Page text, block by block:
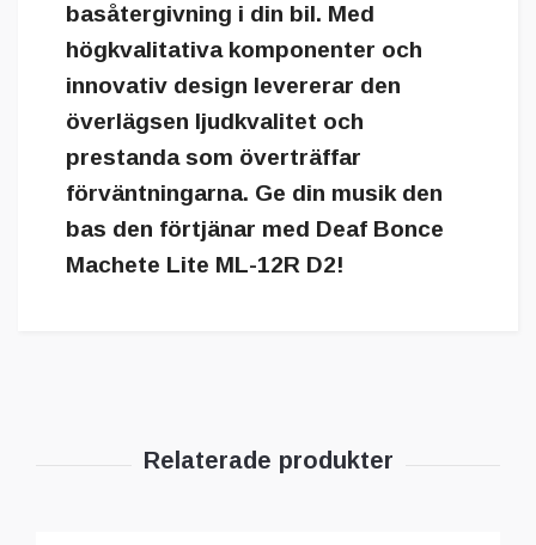
basåtergivning i din bil. Med
högkvalitativa komponenter och
innovativ design levererar den
överlägsen ljudkvalitet och
prestanda som överträffar
förväntningarna. Ge din musik den
bas den förtjänar med Deaf Bonce
Machete Lite ML-12R D2!